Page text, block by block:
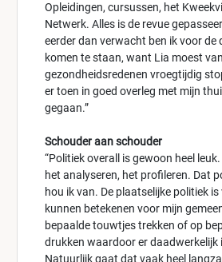
Opleidingen, cursussen, het
Netwerk. Alles is de revue
eerder dan verwacht ben ik voor de
komen te staan, want Lia moest
gezondheidsredenen vroegtijdig
er toen in goed overleg met mijn
gegaan.”
Schouder aan schouder
“Politiek overall is gewoon heel
het analyseren, het profileren. Dat
hou ik van. De plaatselijke politiek
kunnen betekenen voor mijn
bepaalde touwtjes trekken of op
drukken waardoor er daadwerkelijk
Natuurlijk gaat dat vaak heel